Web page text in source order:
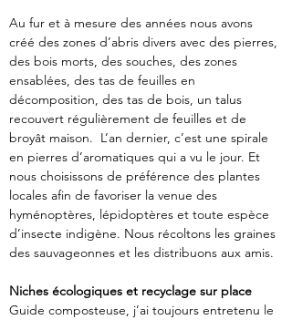
Au fur et à mesure des années nous avons
créé des zones d’abris divers avec des pierres,
des bois morts, des souches, des zones
ensablées, des tas de feuilles en
décomposition, des tas de bois, un talus
recouvert régulièrement de feuilles et de
broyât maison.  L’an dernier, c’est une spirale
en pierres d’aromatiques qui a vu le jour. Et
nous choisissons de préférence des plantes
locales afin de favoriser la venue des
hyménoptères, lépidoptères et toute espèce
d’insecte indigène. Nous récoltons les graines
des sauvageonnes et les distribuons aux amis.
Niches écologiques et recyclage sur place
Guide composteuse, j’ai toujours entretenu le